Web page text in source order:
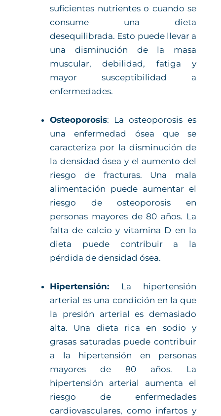
suficientes nutrientes o cuando se
consume una dieta
desequilibrada. Esto puede llevar a
una disminución de la masa
muscular, debilidad, fatiga y
mayor susceptibilidad a
enfermedades.
Osteoporosis: La osteoporosis es
una enfermedad ósea que se
caracteriza por la disminución de
la densidad ósea y el aumento del
riesgo de fracturas. Una mala
alimentación puede aumentar el
riesgo de osteoporosis en
personas mayores de 80 años. La
falta de calcio y vitamina D en la
dieta puede contribuir a la
pérdida de densidad ósea.
Hipertensión: La hipertensión
arterial es una condición en la que
la presión arterial es demasiado
alta. Una dieta rica en sodio y
grasas saturadas puede contribuir
a la hipertensión en personas
mayores de 80 años. La
hipertensión arterial aumenta el
riesgo de enfermedades
cardiovasculares, como infartos y